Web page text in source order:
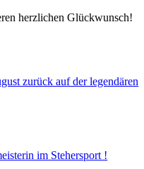
herzlichen Glückwunsch!
zurück auf der legendären
im Stehersport !